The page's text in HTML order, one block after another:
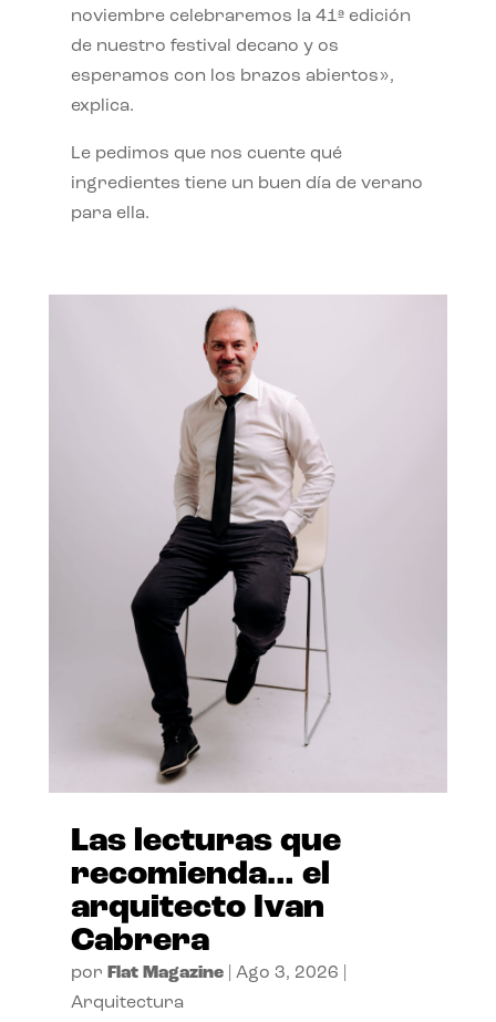
noviembre celebraremos la 41ª edición
de nuestro festival decano y os
esperamos con los brazos abiertos»,
explica.
Le pedimos que nos cuente qué
ingredientes tiene un buen día de verano
para ella.
Las lecturas que
recomienda… el
arquitecto Ivan
Cabrera
por Flat Magazine| Ago 3, 2026
Arquitectura